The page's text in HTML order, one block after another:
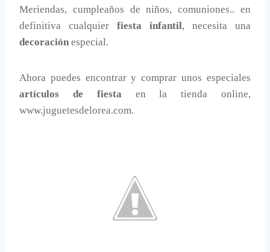
Meriendas, cumpleaños de niños, comuniones.. en
definitiva cualquier fiesta infantil, necesita una
decoración especial.
Ahora puedes encontrar y comprar unos especiales
artículos de fiesta en la tienda online,
www.juguetesdelorea.com.